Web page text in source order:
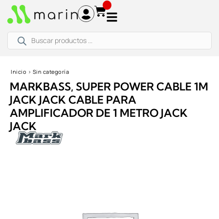
productos
Inicio › Sin categoría
MARKBASS, SUPER POWER CABLE 1M
JACK JACK CABLE PARA
AMPLIFICADOR DE 1 METRO JACK
JACK